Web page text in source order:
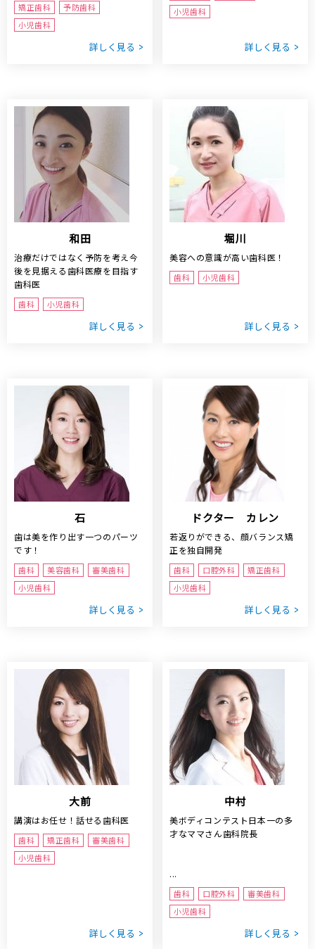
矯正歯科
予防歯科
小児歯科
詳しく見る
小児歯科
詳しく見る
和田
治療だけではなく予防を考え今
後を見据える歯科医療を目指す
歯科医
歯科 小児歯科
詳しく見る
堀川
美容への意識が高い歯科医！
歯科 小児歯科
詳しく見る
石
歯は美を作り出す一つのパーツ
です！
歯科 美容歯科
審美歯科
小児歯科
詳しく見る
ドクター カレン
若返りができる、顔バランス矯
正を独自開発
歯科 口腔外科
矯正歯科
小児歯科
詳しく見る
大前
講演はお任せ！話せる歯科医
歯科 矯正歯科
審美歯科
小児歯科
詳しく見る
中村
美ボディコンテスト日本一の多
才なママさん歯科院長
...
歯科 口腔外科
審美歯科
小児歯科
詳しく見る